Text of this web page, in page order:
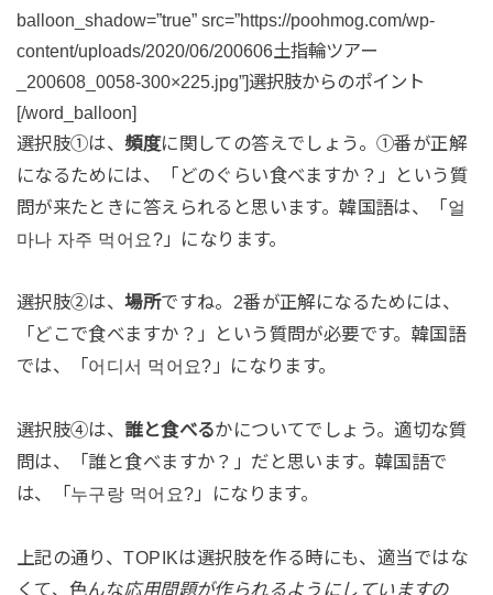
balloon_shadow=”true” src=”https://poohmog.com/wp-
content/uploads/2020/06/200606土指輪ツアー
_200608_0058-300×225.jpg”]選択肢からのポイント
[/word_balloon]
選択肢①は、頻度に関しての答えでしょう。①番が正解
になるためには、「どのぐらい食べますか？」という質
問が来たときに答えられると思います。韓国語は、「얼
마나 자주 먹어요?」になります。
選択肢②は、場所ですね。2番が正解になるためには、
「どこで食べますか？」という質問が必要です。韓国語
では、「어디서 먹어요?」になります。
選択肢④は、誰と食べるかについてでしょう。適切な質
問は、「誰と食べますか？」だと思います。韓国語で
は、「누구랑 먹어요?」になります。
上記の通り、TOPIKは選択肢を作る時にも、適当ではな
くて、色んな応用問題が作られるようにしていますの